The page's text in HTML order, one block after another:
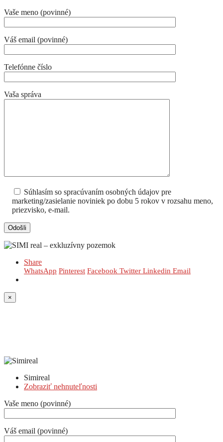
Vaše meno (povinné)
Váš email (povinné)
Telefónne číslo
Vaša správa
Súhlasím so spracúvaním osobných údajov pre
marketing/zasielanie noviniek po dobu 5 rokov v rozsahu meno,
priezvisko, e-mail.
Share
WhatsApp Pinterest Facebook Twitter Linkedin Email
×
Simireal
Zobraziť nehnuteľnosti
Vaše meno (povinné)
Váš email (povinné)